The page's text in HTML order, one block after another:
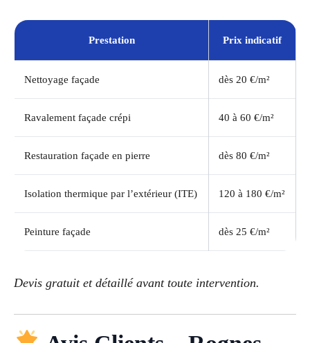
Prestation Prix indicatif
Nettoyage façade dès 20 €/m²
Ravalement façade crépi 40 à 60 €/m²
Restauration façade en pierre dès 80 €/m²
Isolation thermique par l’extérieur (ITE) 120 à 180 €/m²
Peinture façade dès 25 €/m²
Devis gratuit et détaillé avant toute intervention.